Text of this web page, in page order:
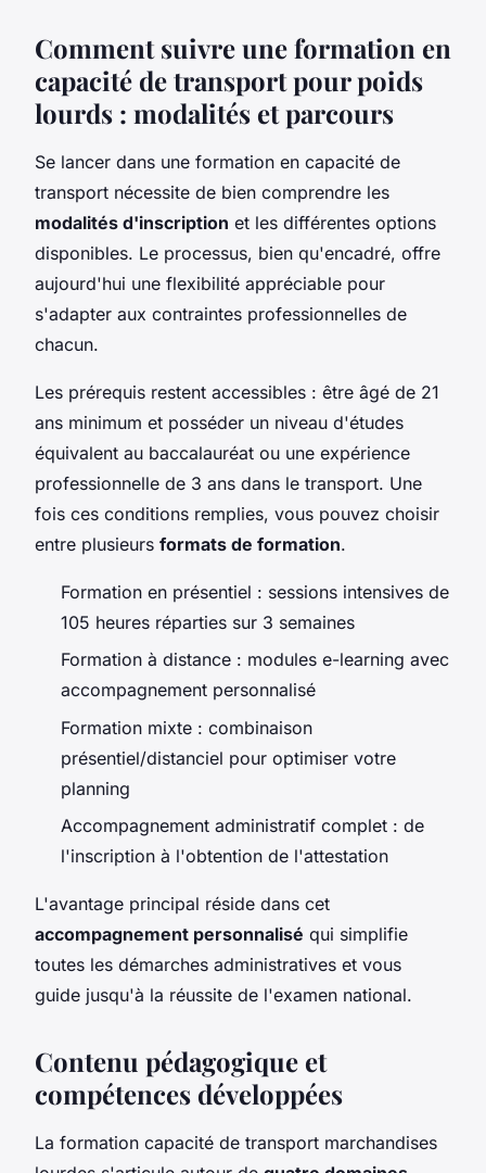
Comment suivre une formation en
capacité de transport pour poids
lourds : modalités et parcours
Se lancer dans une formation en capacité de
transport nécessite de bien comprendre les
modalités d'inscription et les différentes options
disponibles. Le processus, bien qu'encadré, offre
aujourd'hui une flexibilité appréciable pour
s'adapter aux contraintes professionnelles de
chacun.
Les prérequis restent accessibles : être âgé de 21
ans minimum et posséder un niveau d'études
équivalent au baccalauréat ou une expérience
professionnelle de 3 ans dans le transport. Une
fois ces conditions remplies, vous pouvez choisir
entre plusieurs formats de formation.
Formation en présentiel : sessions intensives de
105 heures réparties sur 3 semaines
Formation à distance : modules e-learning avec
accompagnement personnalisé
Formation mixte : combinaison
présentiel/distanciel pour optimiser votre
planning
Accompagnement administratif complet : de
l'inscription à l'obtention de l'attestation
L'avantage principal réside dans cet
accompagnement personnalisé qui simplifie
toutes les démarches administratives et vous
guide jusqu'à la réussite de l'examen national.
Contenu pédagogique et
compétences développées
La formation capacité de transport marchandises